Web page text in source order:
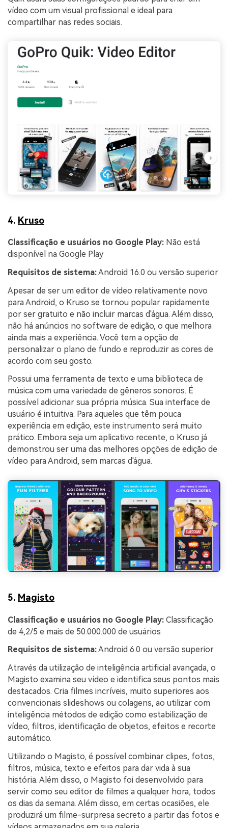
vídeo com um visual profissional e ideal para
compartilhar nas redes sociais.
4. Kruso
Classificação e usuários no Google Play: Não está
disponível na Google Play
Requisitos de sistema:Android 16.0 ou versão superior
Apesar de ser um editor de vídeo relativamente novo
para Android, o Kruso se tornou popular rapidamente
por ser gratuito e não incluir marcas d'água. Além disso,
não há anúncios no software de edição, o que melhora
ainda mais a experiência. Você tem a opção de
personalizar o plano de fundo e reproduzir as cores de
acordo com seu gosto.
Possui uma ferramenta de texto e uma biblioteca de
música com uma variedade de gêneros sonoros. É
possível adicionar sua própria música. Sua interface de
usuário é intuitiva. Para aqueles que têm pouca
experiência em edição, este instrumento será muito
prático. Embora seja um aplicativo recente, o Kruso já
demonstrou ser uma das melhores opções de edição de
vídeo para Android, sem marcas d'água.
5. Magisto
Classificação e usuários no Google Play: Classificação
de 4,2/5 e mais de 50.000.000 de usuários
Requisitos de sistema:Android 6.0 ou versão superior
Através da utilização de inteligência artificial avançada, o
Magisto examina seu vídeo e identifica seus pontos mais
destacados. Cria filmes incríveis, muito superiores aos
convencionais slideshows ou colagens, ao utilizar com
inteligência métodos de edição como estabilização de
vídeo, filtros, identificação de objetos, efeitos e recorte
automático.
Utilizando o Magisto, é possível combinar clipes, fotos,
filtros, música, texto e efeitos para dar vida à sua
história. Além disso, o Magisto foi desenvolvido para
servir como seu editor de filmes a qualquer hora, todos
os dias da semana. Além disso, em certas ocasiões, ele
produzirá um filme-surpresa secreto a partir das fotos e